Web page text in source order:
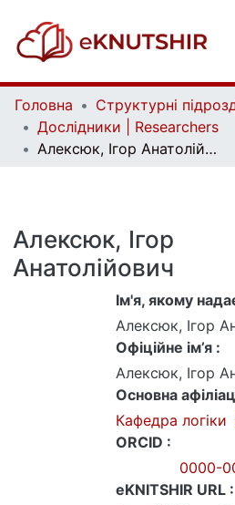
Головна
Дослідники | Researchers
Алексюк, Ігор Анатолійович
Алексюк, Ігор
Анатолійович
Ім'я, якому
Алексюк, Ігор
Офіційне ім’я :
Алексюк, Ігор
Основна
Кафедра логіки
ORCID :
0000-
eKNITSHIR URL :